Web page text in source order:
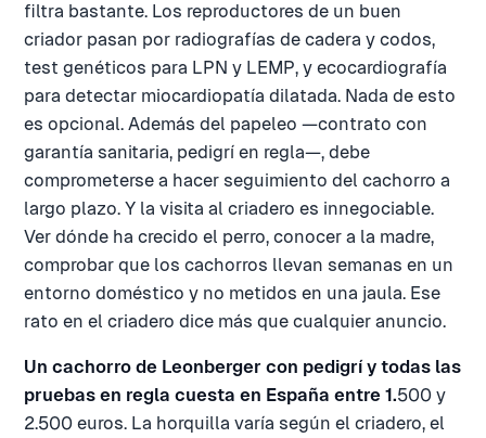
filtra bastante. Los reproductores de un buen
criador pasan por radiografías de cadera y codos,
test genéticos para LPN y LEMP, y ecocardiografía
para detectar miocardiopatía dilatada. Nada de esto
es opcional. Además del papeleo —contrato con
garantía sanitaria, pedigrí en regla—, debe
comprometerse a hacer seguimiento del cachorro a
largo plazo. Y la visita al criadero es innegociable.
Ver dónde ha crecido el perro, conocer a la madre,
comprobar que los cachorros llevan semanas en un
entorno doméstico y no metidos en una jaula. Ese
rato en el criadero dice más que cualquier anuncio.
Un cachorro de Leonberger con pedigrí y todas las
pruebas en regla cuesta en España entre 1.500 y
2.500 euros. La horquilla varía según el criadero, el